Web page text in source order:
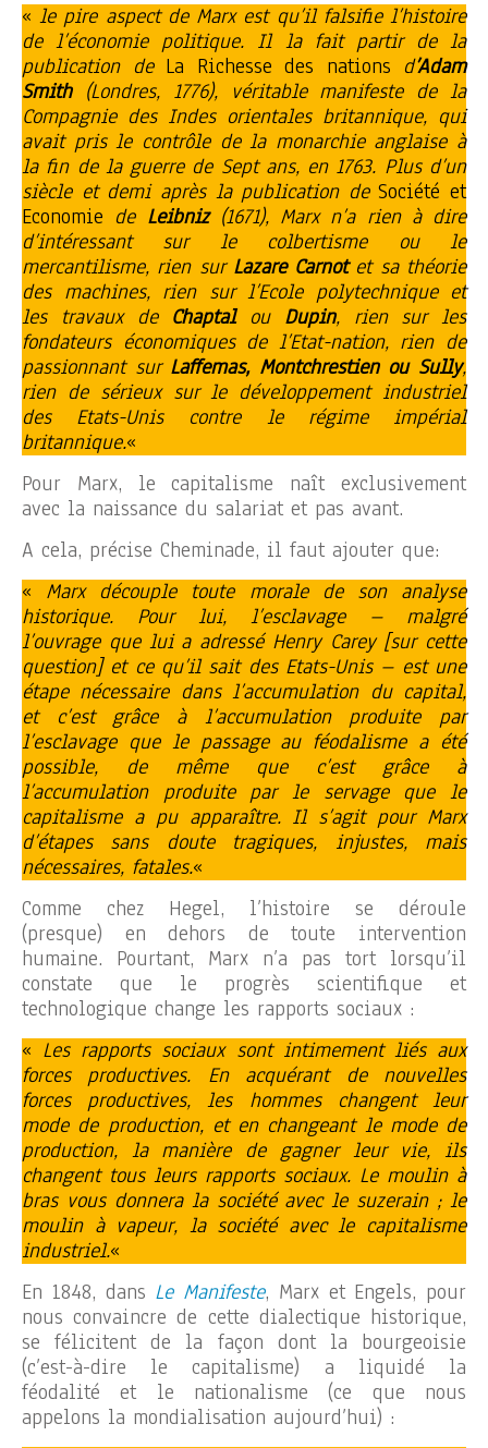
«le pire aspect de Marx est qu’il falsifie l’histoire
de l’économie politique. Il la fait partir de la
publication de La Richesse des nations d’Adam
Smith(Londres, 1776), véritable manifeste de la
Compagnie des Indes orientales britannique, qui
avait pris le contrôle de la monarchie anglaise à
la fin de la guerre de Sept ans, en 1763. Plus d’un
siècle et demi après la publication deSociété et
Economie de Leibniz(1671), Marx n’a rien à dire
d’intéressant sur le colbertisme ou le
mercantilisme, rien surLazare Carnotet sa théorie
des machines, rien sur l’Ecole polytechnique et
les travaux de Chaptalou Dupin, rien sur les
fondateurs économiques de l’Etat-nation, rien de
passionnant sur Laffemas, Montchrestien ou Sully,
rien de sérieux sur le développement industriel
des Etats-Unis contre le régime impérial
britannique.«
Pour Marx, le capitalisme naît exclusivement
avec la naissance du salariat et pas avant.
A cela, précise Cheminade, il faut ajouter que:
« Marx découple toute morale de son analyse
historique. Pour lui, l’esclavage – malgré
l’ouvrage que lui a adressé Henry Carey [sur cette
question] et ce qu’il sait des Etats-Unis – est une
étape nécessaire dans l’accumulation du capital,
et c’est grâce à l’accumulation produite par
l’esclavage que le passage au féodalisme a été
possible, de même que c’est grâce à
l’accumulation produite par le servage que le
capitalisme a pu apparaître. Il s’agit pour Marx
d’étapes sans doute tragiques, injustes, mais
nécessaires, fatales.«
Comme chez Hegel, l’histoire se déroule
(presque) en dehors de toute intervention
humaine. Pourtant, Marx n’a pas tort lorsqu’il
constate que le progrès scientifique et
technologique change les rapports sociaux :
« Les rapports sociaux sont intimement liés aux
forces productives. En acquérant de nouvelles
forces productives, les hommes changent leur
mode de production, et en changeant le mode de
production, la manière de gagner leur vie, ils
changent tous leurs rapports sociaux. Le moulin à
bras vous donnera la société avec le suzerain ; le
moulin à vapeur, la société avec le capitalisme
industriel.«
En 1848, dans Le Manifeste, Marx et Engels, pour
nous convaincre de cette dialectique historique,
se félicitent de la façon dont la bourgeoisie
(c’est-à-dire le capitalisme) a liquidé la
féodalité et le nationalisme (ce que nous
appelons la mondialisation aujourd’hui) :